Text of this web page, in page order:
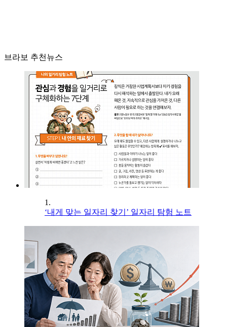
브라보 추천뉴스
1.
‘내게 맞는 일자리 찾기’ 일자리 탐험 노트